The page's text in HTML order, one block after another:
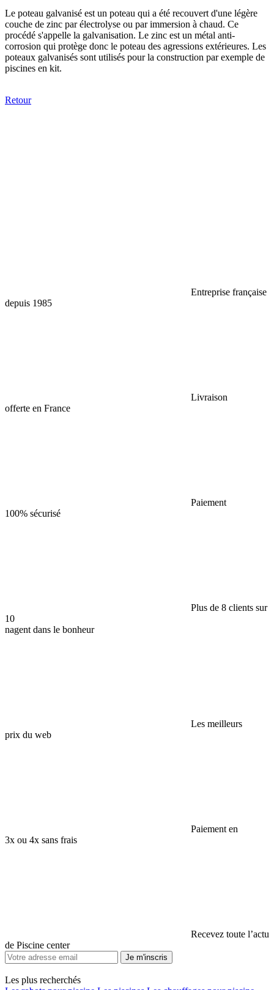
Le poteau galvanisé est un poteau qui a été recouvert d'une légère
couche de zinc par électrolyse ou par immersion à chaud. Ce
procédé s'appelle la galvanisation. Le zinc est un métal anti-
corrosion qui protège donc le poteau des agressions extérieures. Les
poteaux galvanisés sont utilisés pour la construction par exemple de
piscines en kit.
Retour
Entreprise française
depuis 1985
Livraison
offerte en France
Paiement
100% sécurisé
Plus de 8 clients sur
10
nagent dans le bonheur
Les meilleurs
prix du web
Paiement en
3x ou 4x sans frais
Recevez toute l’actu
de Piscine center
Je m'inscris
Les plus recherchés